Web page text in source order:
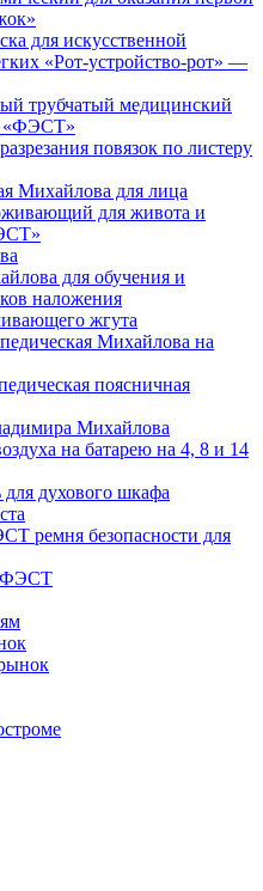
для искусственной
«Рот-устройство-рот» —
трубчатый медицинский
«ФЭСТ»
повязок по листеру
Михайлова для лица
для живота и
для обучения и
наложения
жгута
Михайлова на
поясничная
Михайлова
на батарею на 4, 8 и 14
духового шкафа
ремня безопасности для
ФЭСТ